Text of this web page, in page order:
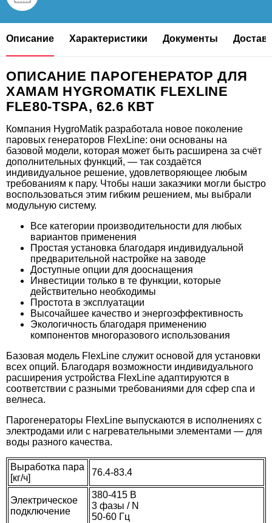
Курна мраморная КМ01
70.498
Курна мраморная КМ02
70.498
Курна мраморная КМ03
Кран для турецкой бани (хамам) Talc 01
античный 1/2"
8.470
Кран для турецкой бани (хамам) Talc 02
античный 1/2"
14.400
Кран для турецкой бани (хамам) Talc 03
латунь 1/2"
Дверь для хамам бронза матовая 80x210
197.384
Дверь для хамам Tylo 50G алюминий
193.102
Дверь для хамам Tylo 60G NEW 9x19 (стекло
бронза, петли слева)
Панель Lux Elements ELEMENT-EL 10,
600×2500×10 мм
11.309
Панель Lux Elements ELEMENT-EL 12,
600×2500×12 мм
12.268
Панель Lux Elements ELEMENT-EL 20,
600×2500×20 мм
Светильник пушка мраморный Talc МС16
129.923
Светильник пушка мраморный Talc МС15
128.181
Светильник пушка мраморный Talc МС14
Описание Характеристики Документы
ОПИСАНИЕ ПАРОГЕНЕРАТОР ДЛЯ
ХАМАМ HYGROMATIK FLEXLINE
FLE80-TSPA, 62.6 КВТ
Компания HygroMatik разработала новое поколение
паровых генераторов FlexLine: они основаны на
базовой модели, которая может быть расширена за счёт
дополнительных функций, — так создаётся
индивидуальное решение, удовлетворяющее любым
требованиям к пару. Чтобы наши заказчики могли быстро
воспользоваться этим гибким решением, мы выбрали
модульную систему.
Все категории производительности для любых
вариантов применения
Простая установка благодаря индивидуальной
предварительной настройке на заводе
Доступные опции для дооснащения
Инвестиции только в те функции, которые
действительно необходимы
Простота в эксплуатации
Высочайшее качество и энергоэффективность
Экологичность благодаря применению
компонентов многоразового использования
Базовая модель FlexLine служит основой для установки
всех опций. Благодаря возможности индивидуального
расширения устройства FlexLine адаптируются в
соответствии с разными требованиями для сфер спа и
велнеса.
Парогенераторы FlexLine выпускаются в исполнениях с
электродами или с нагревательными элементами — для
воды разного качества.
Выработка пара
[кг/ч]
76.4-83.4
Электрическое
подключение
380-415 В
3 фазы / N
50-60 Гц